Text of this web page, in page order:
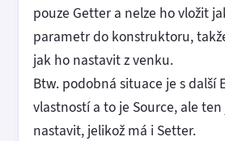
pouze Getter a nelze ho vložit
parametr do konstruktoru,
jak ho nastavit z venku.
Btw. podobná situace je s další
vlastností a to je Source, ale
nastavit, jelikož má i Setter.